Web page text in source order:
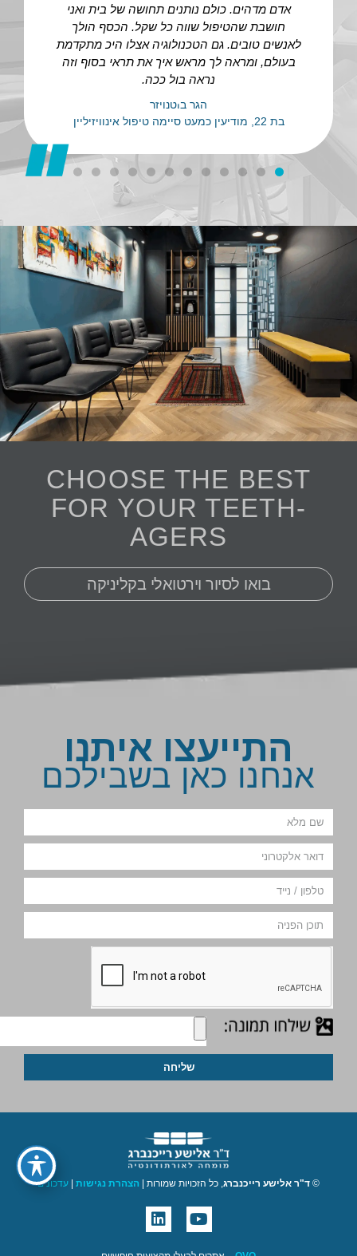
אדם מדהים. כולם נותנים תחושה של בית ואני
חושבת שהטיפול שווה כל שקל. הכסף הולך
לאנשים טובים. גם הטכנולוגיה אצלו היכ מתקדמת
בעולם, ומראה לך מראש איך את תראי בסוף וזה
נראה בול ככה.
הגר בוטנויזר
בת 22, מודיעין כמעט סיימה טיפול אינוויזיליין
CHOOSE THE BEST
FOR YOUR TEETH-
AGERS
בואו לסיור וירטואלי בקליניקה
התייעצו איתנו
אנחנו כאן בשבילכם
שליחה
© ד"ר אלישע רייכנברג, כל הזכויות שמורות | הצהרת נגישות עדכונים